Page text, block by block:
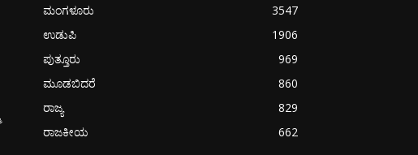
ಮಂಗಳೂರು
3547
ಉಡುಪಿ
1906
ಪುತ್ತೂರು
969
ಮೂಡಬಿದರೆ
860
ರಾಜ್ಯ
829
ರಾಜಕೀಯ
662